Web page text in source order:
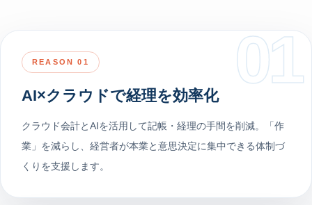
01
REASON 01
AI×クラウドで経理を効率化
クラウド会計とAIを活用して記帳・経理の手間を削減。「作
業」を減らし、経営者が本業と意思決定に集中できる体制づ
くりを支援します。